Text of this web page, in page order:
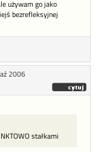
używam go jako
bezrefleksyjnej
2006
stałkami